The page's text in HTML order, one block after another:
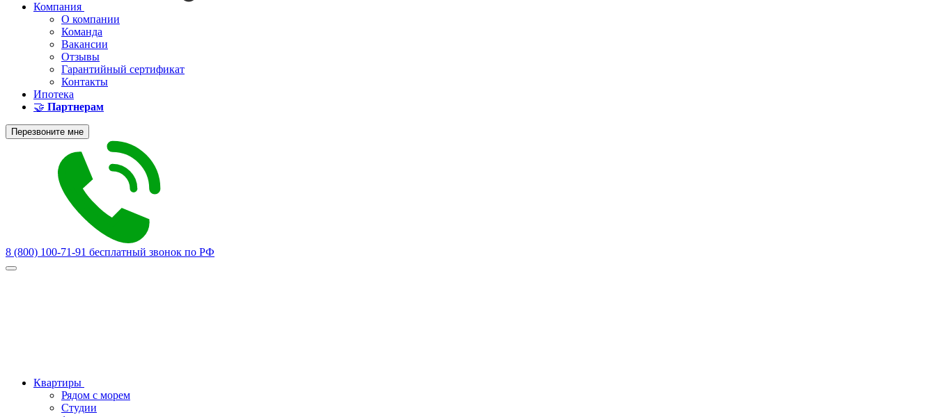
Компания
О компании
Команда
Вакансии
Отзывы
Гарантийный сертификат
Контакты
Ипотека
🤝 Партнерам
Перезвоните мне
8 (800) 100-71-91 бесплатный звонок по РФ
Квартиры
Рядом с морем
Студии